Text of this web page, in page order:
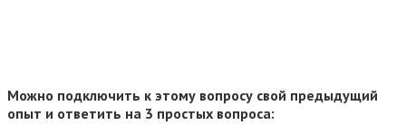
Можно подключить к этому вопросу свой предыдущий
опыт и ответить на 3 простых вопроса: